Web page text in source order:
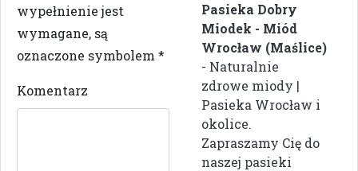
wypełnienie jest
wymagane, są
oznaczone symbolem *
Komentarz
Pasieka Dobry
Miodek - Miód
Wrocław (Maślice)
- Naturalnie
zdrowe miody |
Pasieka Wrocław i
okolice.
Zapraszamy Cię do
naszej pasieki